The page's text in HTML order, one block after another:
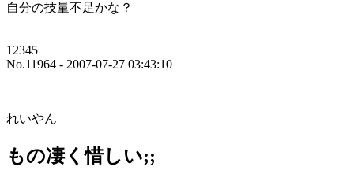
自分の技量不足かな？
12345
No.11964 - 2007-07-27 03:43:10
れいやん
もの凄く惜しい;;